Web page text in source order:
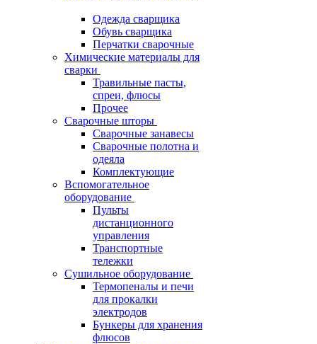
Одежда сварщика
Обувь сварщика
Перчатки сварочные
Химические материалы для
сварки
Травильные пасты,
спреи, флюсы
Прочее
Сварочные шторы
Сварочные занавесы
Сварочные полотна и
одеяла
Комплектующие
Вспомогательное
оборудование
Пульты
дистанционного
управления
Транспортные
тележки
Сушильное оборудование
Термопеналы и печи
для прокалки
электродов
Бункеры для хранения
флюсов